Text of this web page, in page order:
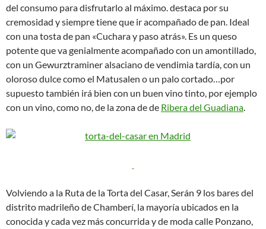
del consumo para disfrutarlo al máximo. destaca por su
cremosidad y siempre tiene que ir acompañado de pan. Ideal
con una tosta de pan «Cuchara y paso atrás». Es un queso
potente que va genialmente acompañado con un amontillado,
con un Gewurztraminer alsaciano de vendimia tardía, con un
oloroso dulce como el Matusalen o un palo cortado…por
supuesto también irá bien con un buen vino tinto, por ejemplo
con un vino, como no, de la zona de de Ribera del Guadiana.
Volviendo a la Ruta de la Torta del Casar, Serán 9 los bares del
distrito madrileño de Chamberí, la mayoría ubicados en la
conocida y cada vez más concurrida y de moda calle Ponzano,